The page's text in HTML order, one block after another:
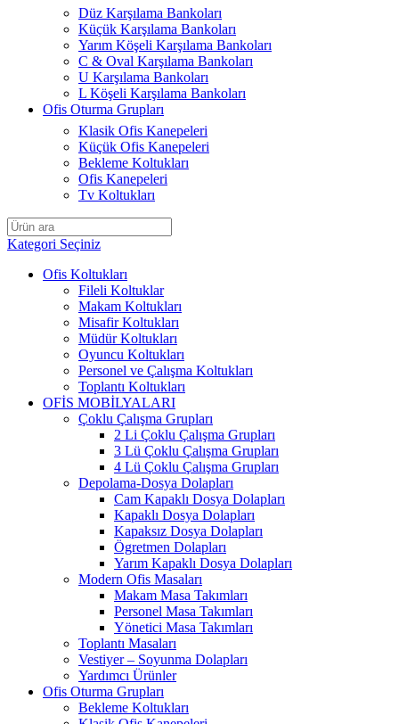
Düz Karşılama Bankoları
Küçük Karşılama Bankoları
Yarım Köşeli Karşılama Bankoları
C & Oval Karşılama Bankoları
U Karşılama Bankoları
L Köşeli Karşılama Bankoları
Ofis Oturma Grupları
Klasik Ofis Kanepeleri
Küçük Ofis Kanepeleri
Bekleme Koltukları
Ofis Kanepeleri
Tv Koltukları
Kategori Seçiniz
Ofis Koltukları
Fileli Koltuklar
Makam Koltukları
Misafir Koltukları
Müdür Koltukları
Oyuncu Koltukları
Personel ve Çalışma Koltukları
Toplantı Koltukları
OFİS MOBİLYALARI
Çoklu Çalışma Grupları
2 Li Çoklu Çalışma Grupları
3 Lü Çoklu Çalışma Grupları
4 Lü Çoklu Çalışma Grupları
Depolama-Dosya Dolapları
Cam Kapaklı Dosya Dolapları
Kapaklı Dosya Dolapları
Kapaksız Dosya Dolapları
Ögretmen Dolapları
Yarım Kapaklı Dosya Dolapları
Modern Ofis Masaları
Makam Masa Takımları
Personel Masa Takımları
Yönetici Masa Takımları
Toplantı Masaları
Vestiyer – Soyunma Dolapları
Yardımcı Ürünler
Ofis Oturma Grupları
Bekleme Koltukları